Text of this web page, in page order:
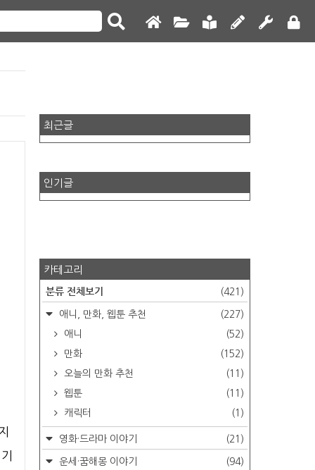
최근글
인기글
카테고리
분류 전체보기 (421)
애니, 만화, 웹툰 추천
(227)
애니
(52)
만화
(152)
오늘의 만화 추천
(11)
웹툰
(11)
캐릭터
(1)
영화·드라마 이야기 (21)
운세·꿈해몽 이야기 (94)